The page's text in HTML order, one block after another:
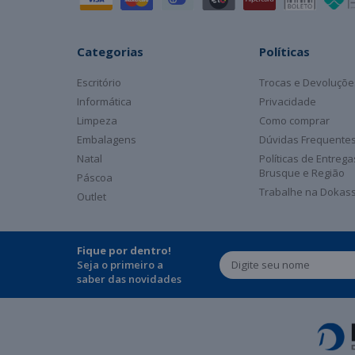
Categorias
Escritório
Informática
Limpeza
Embalagens
Natal
Páscoa
Outlet
Políticas
Trocas e
Privacidade
Como comprar
Dúvidas
Políticas de
Brusque e Região
Trabalhe na
Fique por dentro!
Seja o primeiro a
saber das novidades